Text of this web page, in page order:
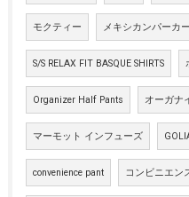
モクティー メキシカンパーカー
S/S RELAX FIT BASQUE SHIRTS
Organizer Half Pants オーガナ
マーモット インフューズ
convenience pant コンビニエン